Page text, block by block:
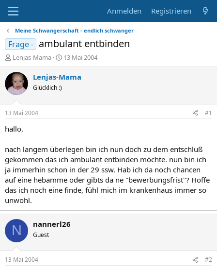
Anmelden Registrieren
Meine Schwangerschaft - endlich schwanger
Frage - ambulant entbinden
E
r
s
t
e
e
r
Lenjas-Mama
E
r
s
t
13 Mai 2004
Lenjas-Mama
Glücklich :)
13 Mai 2004 #1
hallo,
nach langem überlegen bin ich nun doch zu dem entschluß
gekommen das ich ambulant entbinden möchte. nun bin ich
ja immerhin schon in der 29 ssw. Hab ich da noch chancen
auf eine hebamme oder gibts da ne ''bewerbungsfrist''? Hoffe
das ich noch eine finde, fühl mich im krankenhaus immer so
unwohl.
N nannerl26
Guest
13 Mai 2004 #2